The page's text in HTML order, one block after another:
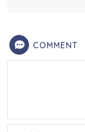
COMMENT